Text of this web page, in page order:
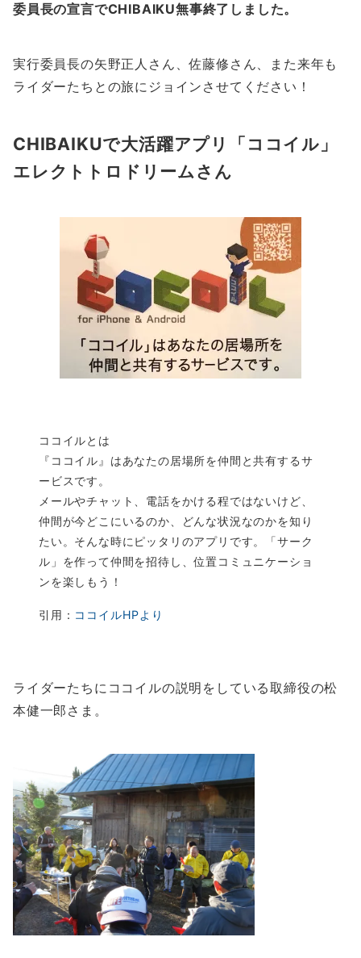
委員長の宣言でCHIBAIKU無事終了しました。
実行委員長の矢野正人さん、佐藤修さん、また来年も
ライダーたちとの旅にジョインさせてください！
CHIBAIKUで大活躍アプリ「ココイル」
エレクトトロドリームさん
ココイルとは
『ココイル』はあなたの居場所を仲間と共有するサ
ービスです。
メールやチャット、電話をかける程ではないけど、
仲間が今どこにいるのか、どんな状況なのかを知り
たい。そんな時にピッタリのアプリです。「サーク
ル」を作って仲間を招待し、位置コミュニケーショ
ンを楽しもう！
引用： ココイルHPより
ライダーたちにココイルの説明をしている取締役の松
本健一郎さま。